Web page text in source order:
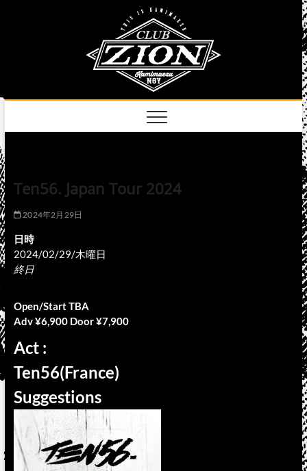
Ten56. Japan Tour 2024
2024年2月29日
日時
2024/02/29/木曜日
終日
Open/Start TBA
Adv ¥6,900 Door ¥7,900
Act :
Ten56(France)
Suggestions